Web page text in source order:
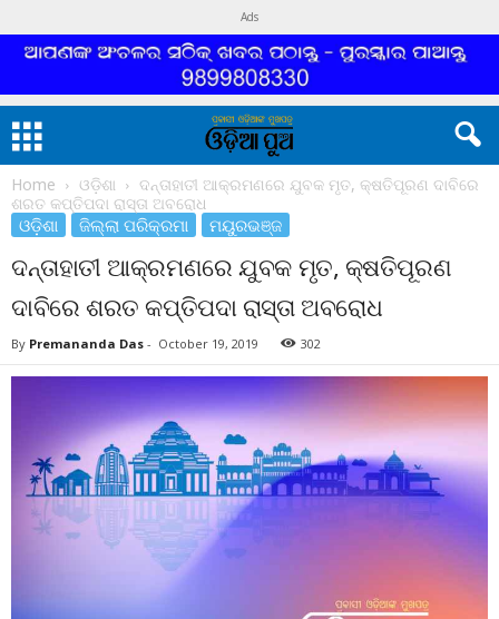
Ads
Home ଓଡ଼ିଶା
ଦନ୍ତାହାତୀ ଆକ୍ରମଣରେ ଯୁବକ ମୃତ, କ୍ଷତିପୂରଣ ଦାବିରେ
ଶରତ କପ୍ତିପଦା ରାସ୍ତା ଅବରୋଧ
ଓଡ଼ିଶା ଜିଲ୍ଲା ପରିକ୍ରମା ମୟୁରଭଞ୍ଜ
ଦନ୍ତାହାତୀ ଆକ୍ରମଣରେ ଯୁବକ ମୃତ, କ୍ଷତିପୂରଣ
ଦାବିରେ ଶରତ କପ୍ତିପଦା ରାସ୍ତା ଅବରୋଧ
By Premananda Das - October 19, 2019 302